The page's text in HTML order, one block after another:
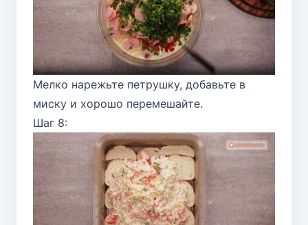
Мелко нарежьте петрушку, добавьте в
миску и хорошо перемешайте.
Шаг 8: